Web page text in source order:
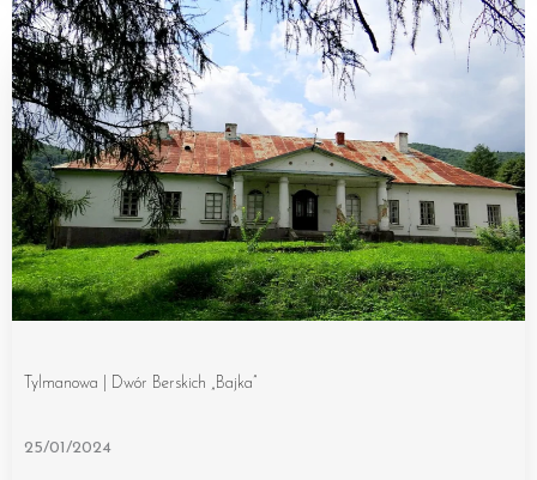
Tylmanowa | Dwór Berskich „Bajka”
25/01/2024